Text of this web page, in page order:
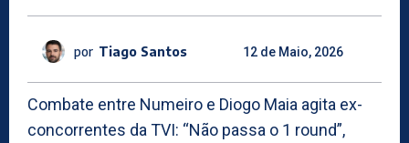
por Tiago Santos 12 de Maio, 2026
Combate entre Numeiro e Diogo Maia agita ex-
concorrentes da TVI: “Não passa o 1 round”,